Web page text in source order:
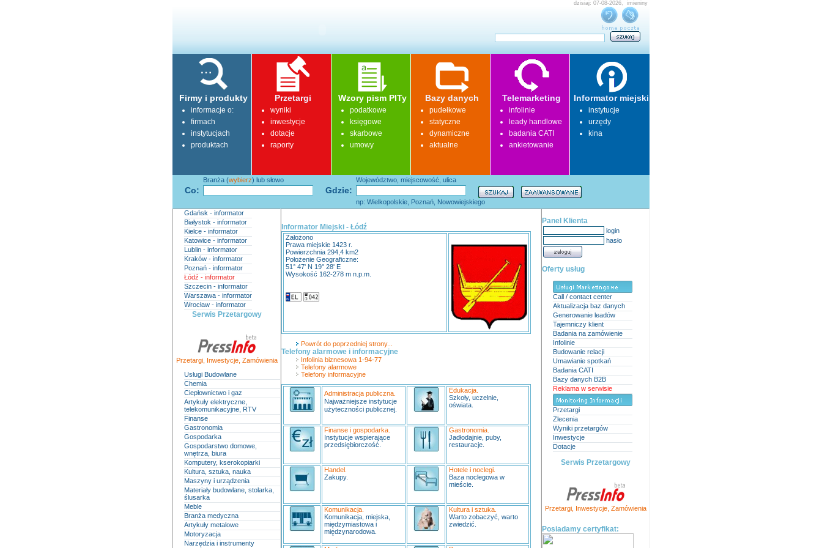
dzisiaj: 07-08-2026, imieniny
Firmy i produkty
informacje o:
firmach
instytucjach
produktach
Przetargi
wyniki
inwestycje
dotacje
raporty
Wzory pism PITy
podatkowe
księgowe
skarbowe
umowy
Bazy danych
pudełkowe
statyczne
dynamiczne
aktualne
Telemarketing
infolinie
leady handlowe
badania CATI
ankietowanie
Informator miejski
instytucje
urzędy
kina
Co: Gdzie:
Branża (wybierz) lub słowo Województwo, miejscowość, ulica
np: Wielkopolskie, Poznań, Nowowiejskiego
Gdańsk - informator
Białystok - informator
Kielce - informator
Katowice - informator
Lublin - informator
Kraków - informator
Poznań - informator
Łódź - informator
Szczecin - informator
Warszawa - informator
Wrocław - informator
Serwis Przetargowy
Przetargi, Inwestycje, Zamówienia
Usługi Budowlane
Chemia
Ciepłownictwo i gaz
Artykuły elektryczne,
telekomunikacyjne, RTV
Finanse
Gastronomia
Gospodarka
Gospodarstwo domowe,
wnętrza, biura
Komputery, kserokopiarki
Kultura, sztuka, nauka
Maszyny i urządzenia
Materiały budowlane, stolarka,
ślusarka
Meble
Branża medyczna
Artykuły metalowe
Motoryzacja
Narzędzia i instrumenty
Informator Miejski - Łódź
Założono
Prawa miejskie 1423 r.
Powierzchnia 294,4 km2
Położenie Geograficzne:
51° 47' N 19° 28' E
Wysokość 162-278 m n.p.m.
Powrót do poprzedniej strony...
Telefony alarmowe i informacyjne
Infolinia biznesowa 1-94-77
Telefony alarmowe
Telefony informacyjne
Administracja publiczna.
Najważniejsze instytucje
użyteczności publicznej.
Edukacja.
Szkoły, uczelnie,
oświata.
Finanse i gospodarka.
Instytucje wspierające
przedsiębiorczość.
Gastronomia.
Jadłodajnie, puby,
restauracje.
Handel.
Zakupy.
Hotele i noclegi.
Baza noclegowa w
mieście.
Komunikacja.
Komunikacja, miejska,
międzymiastowa i
międzynarodowa.
Kultura i sztuka.
Warto zobaczyć, warto
zwiedzić.
Panel Klienta
login
hasło
Oferty usług
Call / contact center
Aktualizacja baz danych
Generowanie leadów
Tajemniczy klient
Badania na zamówienie
Infolinie
Budowanie relacji
Umawianie spotkań
Badania CATI
Bazy danych B2B
Reklama w serwisie
Przetargi
Zlecenia
Wyniki przetargów
Inwestycje
Dotacje
Serwis Przetargowy
Przetargi, Inwestycje, Zamówienia
Posiadamy certyfikat: